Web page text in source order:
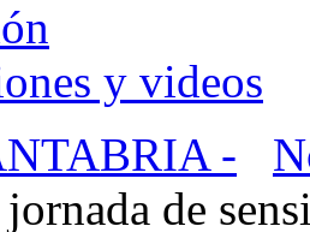
y videos
-
de